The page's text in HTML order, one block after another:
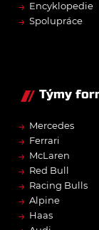
→ Encyklopedie
→ Spolupráce
Týmy
→ Mercedes
→ Ferrari
→ McLaren
→ Red Bull
→ Racing Bulls
→ Alpine
→ Haas